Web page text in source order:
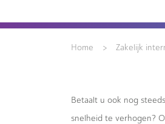
Home > Zakelijk
Betaalt u ook nog
snelheid te verhogen?